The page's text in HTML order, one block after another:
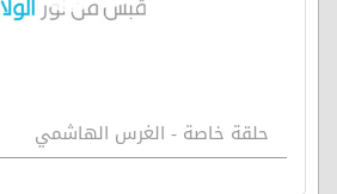
حلقة خاصة - الغرس الهاشمي